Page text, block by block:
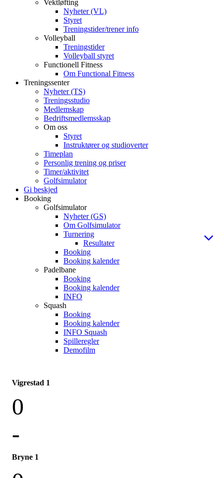
Vektløfting
Nyheter (VL)
Styret
Treningstider/trener info
Volleyball
Treningstider
Volleyball styret
Functionell Fitness
Om Functional Fitness
Treningssenter
Nyheter (TS)
Treningsstudio
Medlemskap
Bedriftsmedlemsskap
Om oss
Styret
Instruktører og studioverter
Timeplan
Personlig trening og priser
Timer/aktivitet
Golfsimulator
Gi beskjed
Booking
Golfsimulator
Nyheter (GS)
Om Golfsimulator
Turnering
Resultater
Booking
Booking kalender
Padelbane
Booking
Booking kalender
INFO
Squash
Booking
Booking kalender
INFO Squash
Spilleregler
Demofilm
Vigrestad 1
0
-
Bryne 1